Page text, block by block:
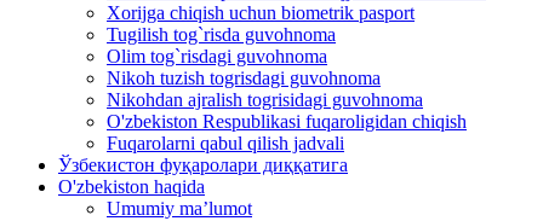
Xorijga chiqish uchun biometrik pasport
Tugilish tog`risda guvohnoma
Olim tog`risdagi guvohnoma
Nikoh tuzish togrisdagi guvohnoma
Nikohdan ajralish togrisidagi guvohnoma
O'zbekiston Respublikasi fuqaroligidan chiqish
Fuqarolarni qabul qilish jadvali
Ўзбекистон фуқаролари диққатига
O'zbekiston haqida
Umumiy ma’lumot